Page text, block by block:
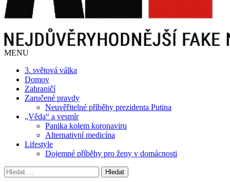
MENU
3. světová válka
Domov
Zahraničí
Zaručené pravdy
Neuvěřitelné příběhy prezidenta Putina
„Věda“ a vesmír
Panika kolem koronaviru
Alternativní medicína
Lifestyle
Dojemné příběhy pro ženy v domácnosti
Vyhledávání